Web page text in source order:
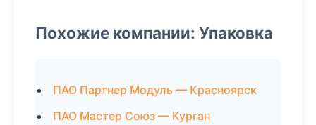
Похожие компании: Упаковка
ПАО Партнер Модуль — Красноярск
ПАО Мастер Союз — Курган